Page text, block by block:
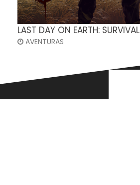
LAST DAY ON EARTH: SURVIVAL
AVENTURAS